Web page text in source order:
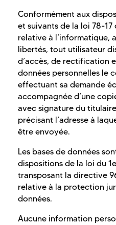
Conformément aux
et suivants de la loi 78-17
relative à l’informatique,
libertés, tout utilisateur
d’accès, de rectification
données personnelles le
effectuant sa demande
accompagnée d’une
avec signature du
précisant l’adresse à
être envoyée.
Les bases de données
dispositions de la loi du
transposant la directive
relative à la protection
données.
Aucune information